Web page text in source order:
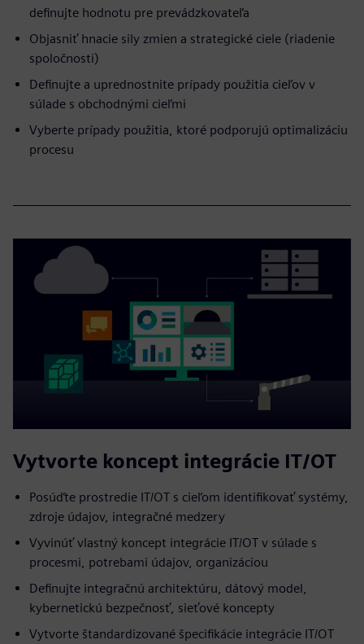
definujte hodnotu pre prevádzkovateľa
Objasniť hnacie sily zmien a strategické ciele (riadenie
spoločnosti)
Definujte a uprednostnite prípady použitia cieľov v
súlade s obchodnými cieľmi
Vyberte prípady použitia, ktoré podporujú optimalizáciu
procesu
Vytvorte koncept integrácie IT/OT
Posúďte prostredie IT/OT s cieľom identifikovať systémy,
zdroje údajov, integračné medzery
Vyvinúť vlastný koncept integrácie IT/OT v súlade s
procesmi, potrebami údajov, organizáciou
Definujte integračnú architektúru, dátový model,
kybernetickú bezpečnosť, sieťové koncepty
Vytvorte štandardizované špecifikácie integrácie IT/OT